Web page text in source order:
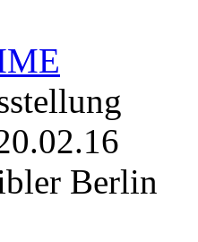
Berlin